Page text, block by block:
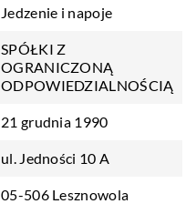
Jedzenie i napoje
SPÓŁKI Z
OGRANICZONĄ
ODPOWIEDZIALNOŚCIĄ
21 grudnia 1990
ul. Jedności 10 A
05-506 Lesznowola